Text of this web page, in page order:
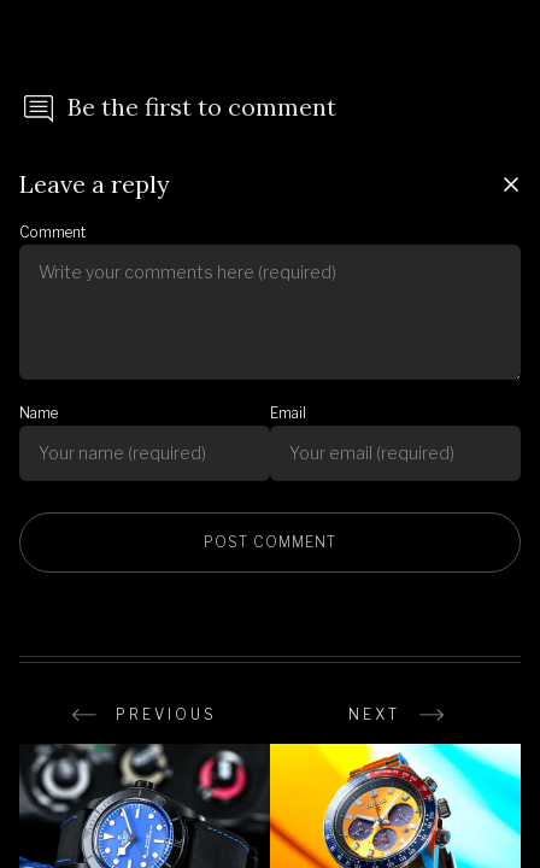
Be the first to comment
Leave a reply
Comment
Name Email
PREVIOUS NEXT